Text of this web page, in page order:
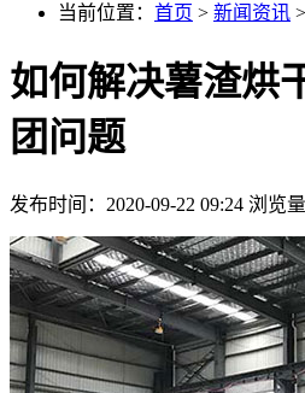
当前位置： 首页 > 新闻资讯 >
如何解决薯渣烘
团问题
发布时间：2020-09-22 09:24 浏览量